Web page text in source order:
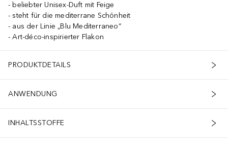
beliebter Unisex-Duft mit Feige
steht für die mediterrane Schönheit
aus der Linie „Blu Mediterraneo“
Art-déco-inspirierter Flakon
PRODUKTDETAILS
ANWENDUNG
INHALTSSTOFFE